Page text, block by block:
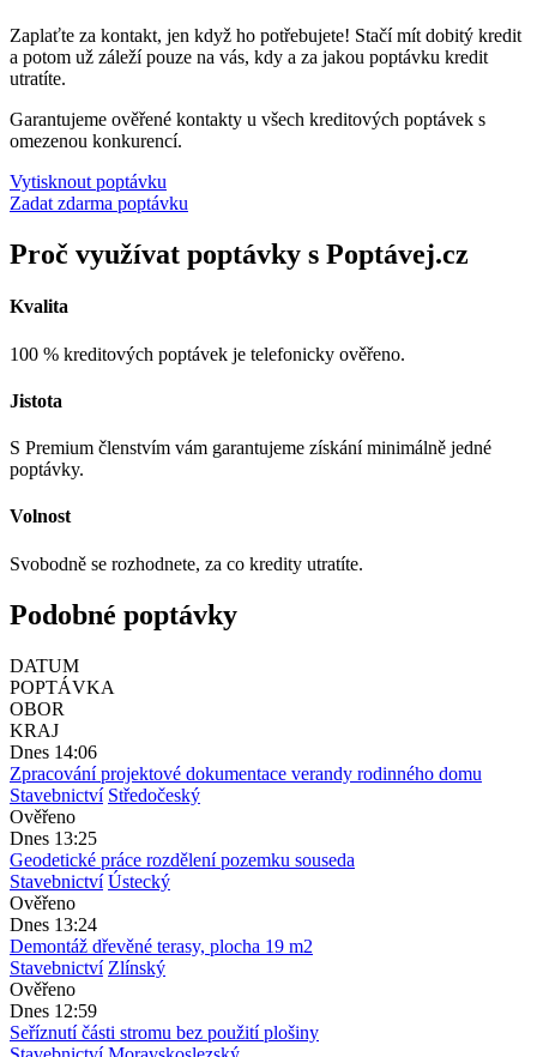
Zaplaťte za kontakt, jen když ho potřebujete! Stačí mít dobitý kredit
a potom už záleží pouze na vás, kdy a za jakou poptávku kredit
utratíte.
Garantujeme ověřené kontakty u všech kreditových poptávek s
omezenou konkurencí.
Vytisknout poptávku
Zadat zdarma poptávku
Proč využívat poptávky s Poptávej.cz
Kvalita
100 % kreditových poptávek je telefonicky ověřeno.
Jistota
S Premium členstvím vám garantujeme získání minimálně jedné
poptávky.
Volnost
Svobodně se rozhodnete, za co kredity utratíte.
Podobné poptávky
DATUM
POPTÁVKA
OBOR
KRAJ
Dnes 14:06
Zpracování projektové dokumentace verandy rodinného domu
Stavebnictví Středočeský
Ověřeno
Dnes 13:25
Geodetické práce rozdělení pozemku souseda
Stavebnictví Ústecký
Ověřeno
Dnes 13:24
Demontáž dřevěné terasy, plocha 19 m2
Stavebnictví Zlínský
Ověřeno
Dnes 12:59
Seříznutí části stromu bez použití plošiny